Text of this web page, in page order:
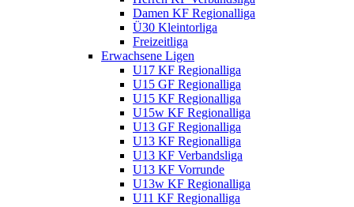
Damen KF Regionalliga
Ü30 Kleintorliga
Freizeitliga
Erwachsene Ligen
U17 KF Regionalliga
U15 GF Regionalliga
U15 KF Regionalliga
U15w KF Regionalliga
U13 GF Regionalliga
U13 KF Regionalliga
U13 KF Verbandsliga
U13 KF Vorrunde
U13w KF Regionalliga
U11 KF Regionalliga